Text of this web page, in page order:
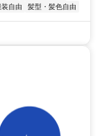
装自由 髪型・髪色自由